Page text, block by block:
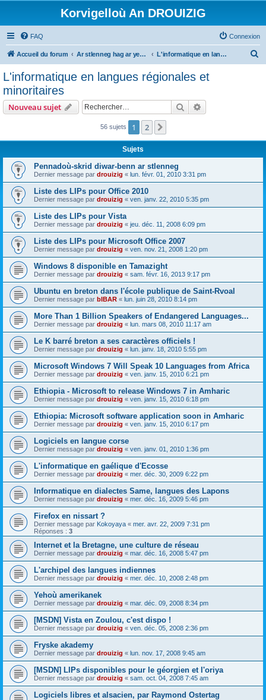
Korvigelloù An DROUIZIG
FAQ Connexion
Accueil du forum Ar stlenneg hag ar yezhoù bihan er bed a-bezh L'informatique en langues régionales et minoritaires
c
r
L'informatique en langues régionales et
minoritaires
Nouveau sujet Rechercher
56 sujets 1 2
Sujets
Pennadoù-skrid diwar-benn ar stlenneg
Dernier message par drouizig « lun. févr. 01, 2010 3:31 pm
Liste des LIPs pour Office 2010
Dernier message par drouizig « ven. janv. 22, 2010 5:35 pm
Liste des LIPs pour Vista
Dernier message par drouizig « jeu. déc. 11, 2008 6:09 pm
Liste des LIPs pour Microsoft Office 2007
Dernier message par drouizig « ven. nov. 21, 2008 1:20 pm
Windows 8 disponible en Tamazight
Dernier message par drouizig « sam. févr. 16, 2013 9:17 pm
Ubuntu en breton dans l'école publique de Saint-Rvoal
Dernier message par bIBAR « lun. juin 28, 2010 8:14 pm
More Than 1 Billion Speakers of Endangered Languages...
Dernier message par drouizig « lun. mars 08, 2010 11:17 am
Le K barré breton a ses caractères officiels !
Dernier message par drouizig « lun. janv. 18, 2010 5:55 pm
Microsoft Windows 7 Will Speak 10 Languages from Africa
Dernier message par drouizig « ven. janv. 15, 2010 6:21 pm
Ethiopia - Microsoft to release Windows 7 in Amharic
Dernier message par drouizig « ven. janv. 15, 2010 6:18 pm
Ethiopia: Microsoft software application soon in Amharic
Dernier message par drouizig « ven. janv. 15, 2010 6:17 pm
Logiciels en langue corse
Dernier message par drouizig « ven. janv. 01, 2010 1:36 pm
L'informatique en gaélique d'Ecosse
Dernier message par drouizig « mer. déc. 30, 2009 6:22 pm
Informatique en dialectes Same, langues des Lapons
Dernier message par drouizig « mer. déc. 16, 2009 5:46 pm
Firefox en nissart ?
Dernier message par Kokoyaya « mer. avr. 22, 2009 7:31 pm
Réponses : 3
Internet et la Bretagne, une culture de réseau
Dernier message par drouizig « mar. déc. 16, 2008 5:47 pm
L'archipel des langues indiennes
Dernier message par drouizig « mer. déc. 10, 2008 2:48 pm
Yehoù amerikanek
Dernier message par drouizig « mar. déc. 09, 2008 8:34 pm
[MSDN] Vista en Zoulou, c'est dispo !
Dernier message par drouizig « ven. déc. 05, 2008 2:36 pm
Fryske akademy
Dernier message par drouizig « lun. nov. 17, 2008 9:45 am
[MSDN] LIPs disponibles pour le géorgien et l'oriya
Dernier message par drouizig « sam. oct. 04, 2008 7:45 am
Logiciels libres et alsacien, par Raymond Ostertag